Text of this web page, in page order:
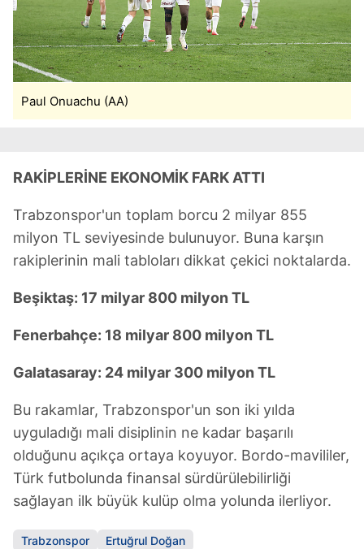
Paul Onuachu (AA)
RAKİPLERİNE EKONOMİK FARK ATTI
Trabzonspor'un toplam borcu 2 milyar 855
milyon TL seviyesinde bulunuyor. Buna karşın
rakiplerinin mali tabloları dikkat çekici noktalarda.
Beşiktaş: 17 milyar 800 milyon TL
Fenerbahçe: 18 milyar 800 milyon TL
Galatasaray: 24 milyar 300 milyon TL
Bu rakamlar, Trabzonspor'un son iki yılda
uyguladığı mali disiplinin ne kadar başarılı
olduğunu açıkça ortaya koyuyor. Bordo-mavililer,
Türk futbolunda finansal sürdürülebilirliği
sağlayan ilk büyük kulüp olma yolunda ilerliyor.
Trabzonspor Ertuğrul Doğan